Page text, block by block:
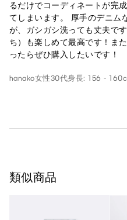
るだけでコーディネートが完
てしまいます。 厚手のデニム
が、ガシガシ洗っても丈夫で
ち）も楽しめて最高です！ま
ったらぜひ購入したいです！
hanako女性30代身長: 156 -
類似商品